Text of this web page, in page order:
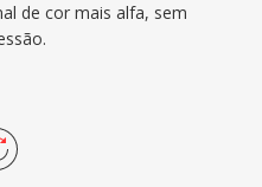
de cor mais alfa, sem